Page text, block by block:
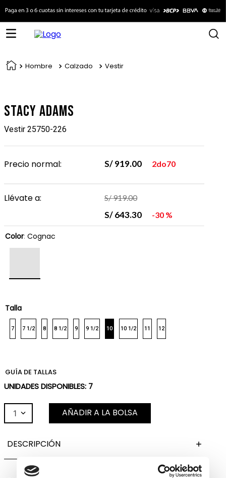
Hombre Calzado Vestir
Stacy Adams
Vestir 25750-226
Precio normal: S/ 919.00 2do70
Llévate a: S/919.00
S/ 643.30 30 %
Color: Cognac
Talla
7 7 1/2 8 8 1/2 9 9 1/2 10 10 1/2 11 12
GUÍA DE TALLAS
UNIDADES DISPONIBLES: 7
1 AÑADIR A LA BOLSA
DESCRIPCIÓN